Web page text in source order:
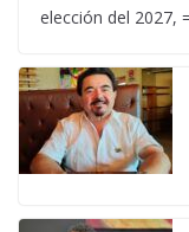
elección del 2027,